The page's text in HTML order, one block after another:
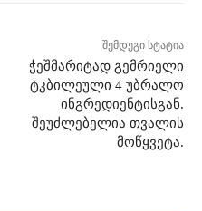
შემდეგი სტატია
ჭეშმარიტად გემრიელი
ტკბილეული 4 უბრალო
ინგრედიენტისგან.
შეუძლებელია თვალის
მოწყვეტა.